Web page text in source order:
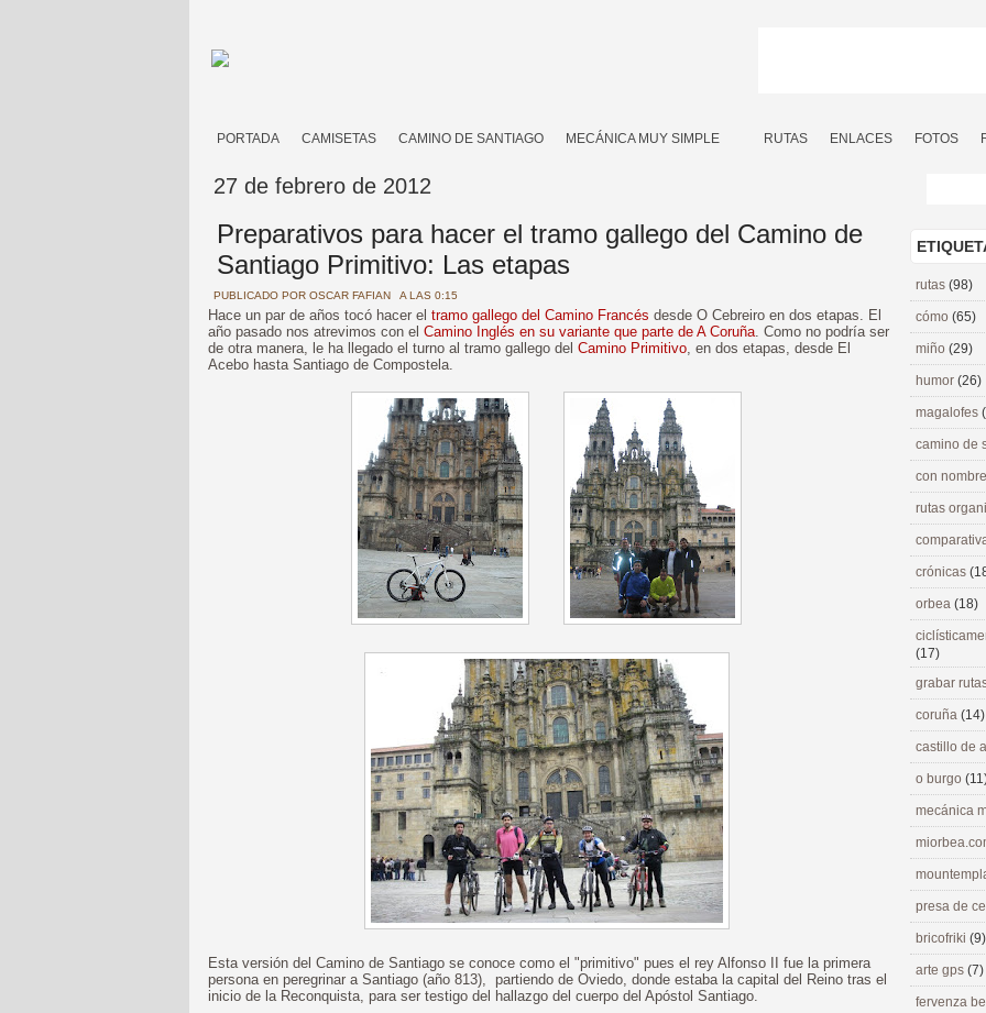
PORTADA CAMISETAS CAMINO DE SANTIAGO MECÁNICA MUY SIMPLE RUTAS ENLACES FOTOS
27 de febrero de 2012
Preparativos para hacer el tramo gallego del Camino de
Santiago Primitivo: Las etapas
PUBLICADO POR OSCAR FAFIAN A LAS 0:15
Hace un par de años tocó hacer el tramo gallego del Camino Francés desde O Cebreiro en dos etapas. El
año pasado nos atrevimos con el Camino Inglés en su variante que parte de A Coruña. Como no podría ser
de otra manera, le ha llegado el turno al tramo gallego del Camino Primitivo, en dos etapas, desde El
Acebo hasta Santiago de Compostela.
Esta versión del Camino de Santiago se conoce como el "primitivo" pues el rey Alfonso II fue la primera
persona en peregrinar a Santiago (año 813), partiendo de Oviedo, donde estaba la capital del Reino tras el
inicio de la Reconquista, para ser testigo del hallazgo del cuerpo del Apóstol Santiago.
rutas (98)
cómo (65)
miño (29)
humor (26)
magalofes
camino de
con
rutas
crónicas
orbea (18)
(17)
grabar
coruña (14)
castillo de
o burgo
mecánica
presa de
bricofriki (9)
arte gps (7)
fervenza